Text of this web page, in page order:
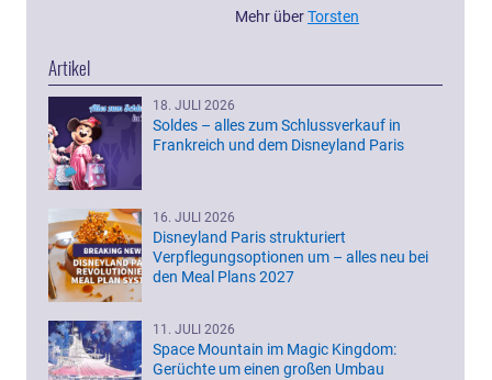
Mehr überTorsten
Artikel
18. JULI 2026
Soldes – alles zum Schlussverkauf in
Frankreich und dem Disneyland Paris
16. JULI 2026
Disneyland Paris strukturiert
Verpflegungsoptionen um – alles neu bei
den Meal Plans 2027
11. JULI 2026
Space Mountain im Magic Kingdom:
Gerüchte um einen großen Umbau